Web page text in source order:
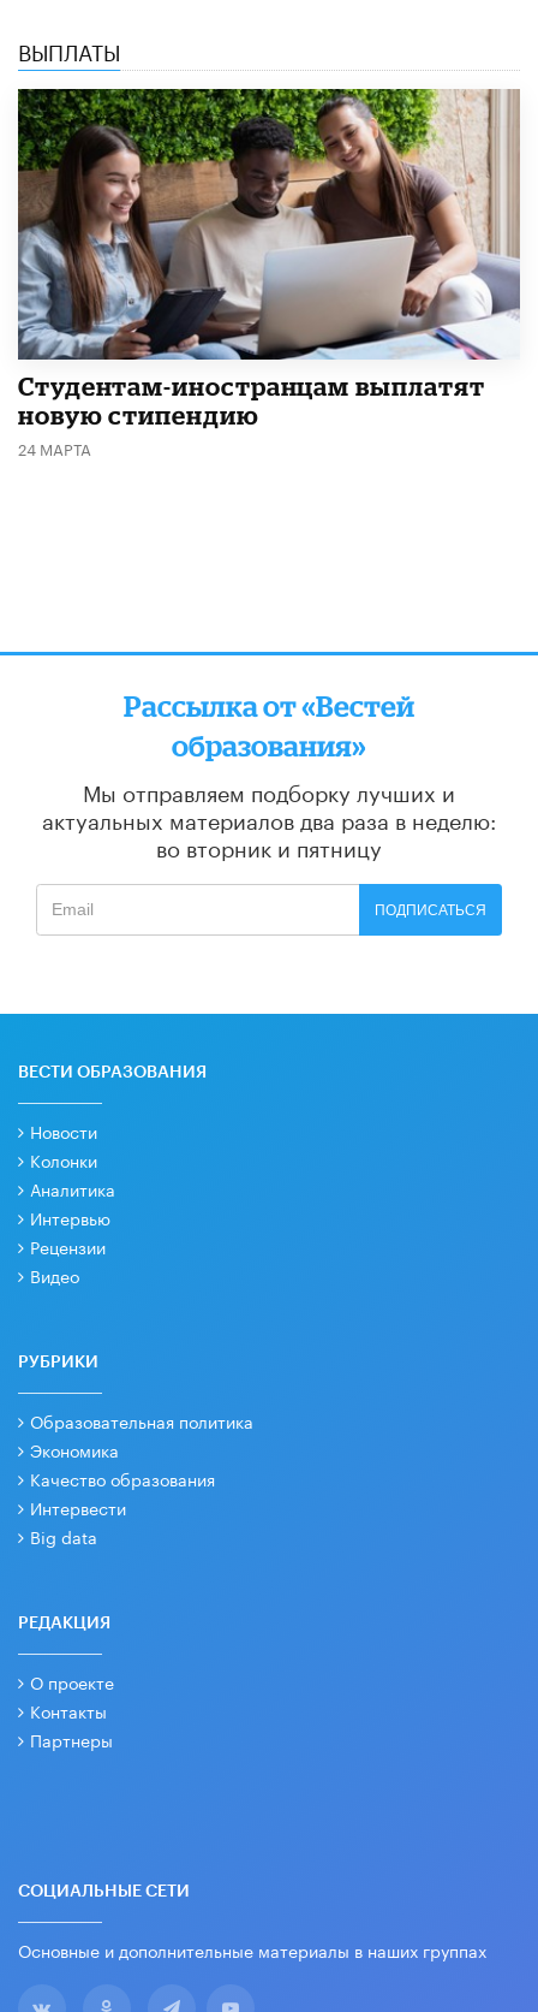
ВЫПЛАТЫ
Студентам-иностранцам выплатят
новую стипендию
24 МАРТА
Рассылка от «Вестей
образования»
Мы отправляем подборку лучших и
актуальных материалов два раза в неделю:
во вторник и пятницу
ПОДПИСАТЬСЯ
ВЕСТИ ОБРАЗОВАНИЯ
Новости
Колонки
Аналитика
Интервью
Рецензии
Видео
РУБРИКИ
Образовательная политика
Экономика
Качество образования
Интервести
Big data
РЕДАКЦИЯ
О проекте
Контакты
Партнеры
СОЦИАЛЬНЫЕ СЕТИ
Основные и дополнительные материалы в наших группах